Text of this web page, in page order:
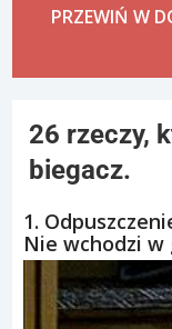
PRZEWIŃ W
26 rzeczy,
biegacz.
1.
Nie wchodzi w